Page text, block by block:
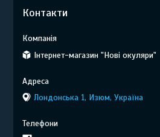
Контакти
Інтернет-магазин "Нові окуляри"
Лондонська 1, Изюм, Україна